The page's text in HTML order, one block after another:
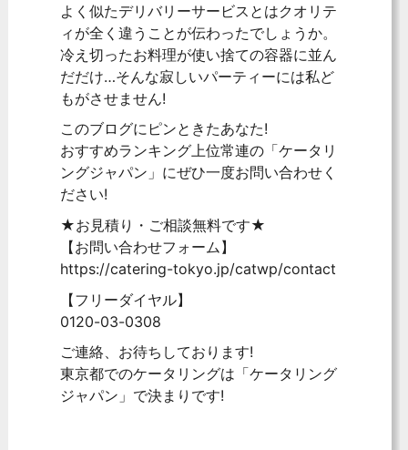
よく似たデリバリーサービスとはクオリテ
ィが全く違うことが伝わったでしょうか。
冷え切ったお料理が使い捨ての容器に並ん
だだけ…そんな寂しいパーティーには私ど
もがさせません!
このブログにピンときたあなた!
おすすめランキング上位常連の「ケータリ
ングジャパン」にぜひ一度お問い合わせく
ださい!
★お見積り・ご相談無料です★
【お問い合わせフォーム】
https://catering-tokyo.jp/catwp/contact
【フリーダイヤル】
0120-03-0308
ご連絡、お待ちしております!
東京都でのケータリングは「ケータリング
ジャパン」で決まりです!